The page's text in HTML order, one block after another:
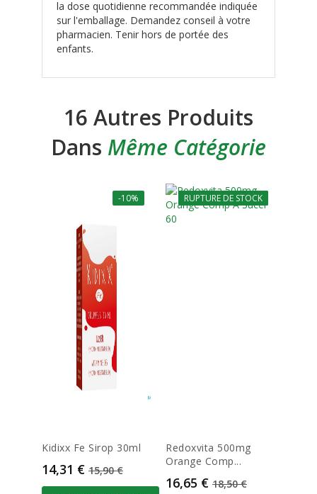
la dose quotidienne recommandée indiquée
sur l'emballage. Demandez conseil à votre
pharmacien. Tenir hors de portée des
enfants.
16 Autres Produits
Dans Même Catégorie
-10%
Kidixx Fe Sirop 30ml
Prix
14,31 € Prix de base
15,90 €
-10%
RUPTURE DE STOCK
Redoxvita 500mg
Orange Comp...
Prix
16,65 € Prix de base
18,50 €